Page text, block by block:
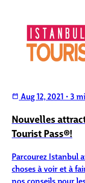
calendar_today Aug 12, 2021 • 3
Nouvelles
Tourist Pass®!
Parcourez Istanbul
choses à voir et à
nos conseils pour